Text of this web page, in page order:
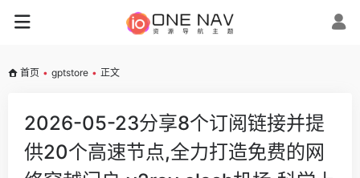
首页 • gptstore • 正文
2026-05-23分享8个订阅链接并提
供20个高速节点,全力打造免费的网